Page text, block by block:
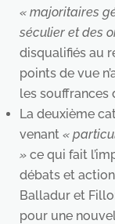
« majoritaires
séculier et des
disqualifiés au
points de vue
les souffrances
La deuxième
venant «
»ce qui fait
débats et
Balladur et
pour une